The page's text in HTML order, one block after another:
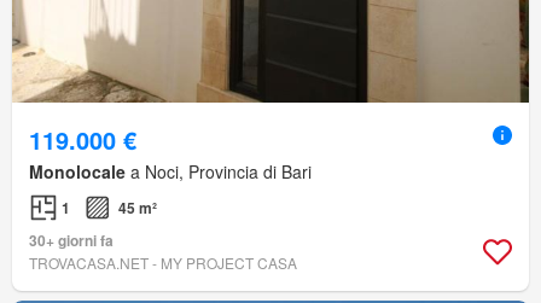
119.000 €
Monolocale a Noci, Provincia di Bari
1
45 m²
30+ giorni fa
TROVACASA.NET - MY PROJECT CASA